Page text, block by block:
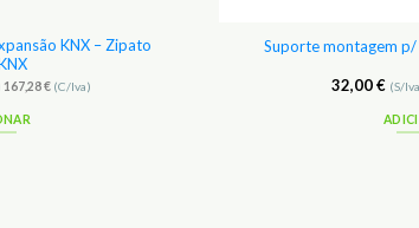
KNX – Zipato
167,28€(C/Iva)
Suporte montagem
32,00€ (S/